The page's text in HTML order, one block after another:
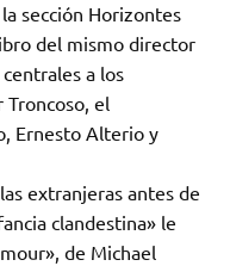
sección Horizontes
del mismo director
a los
Troncoso, el
Ernesto Alterio y
extranjeras antes de
clandestina» le
de Michael